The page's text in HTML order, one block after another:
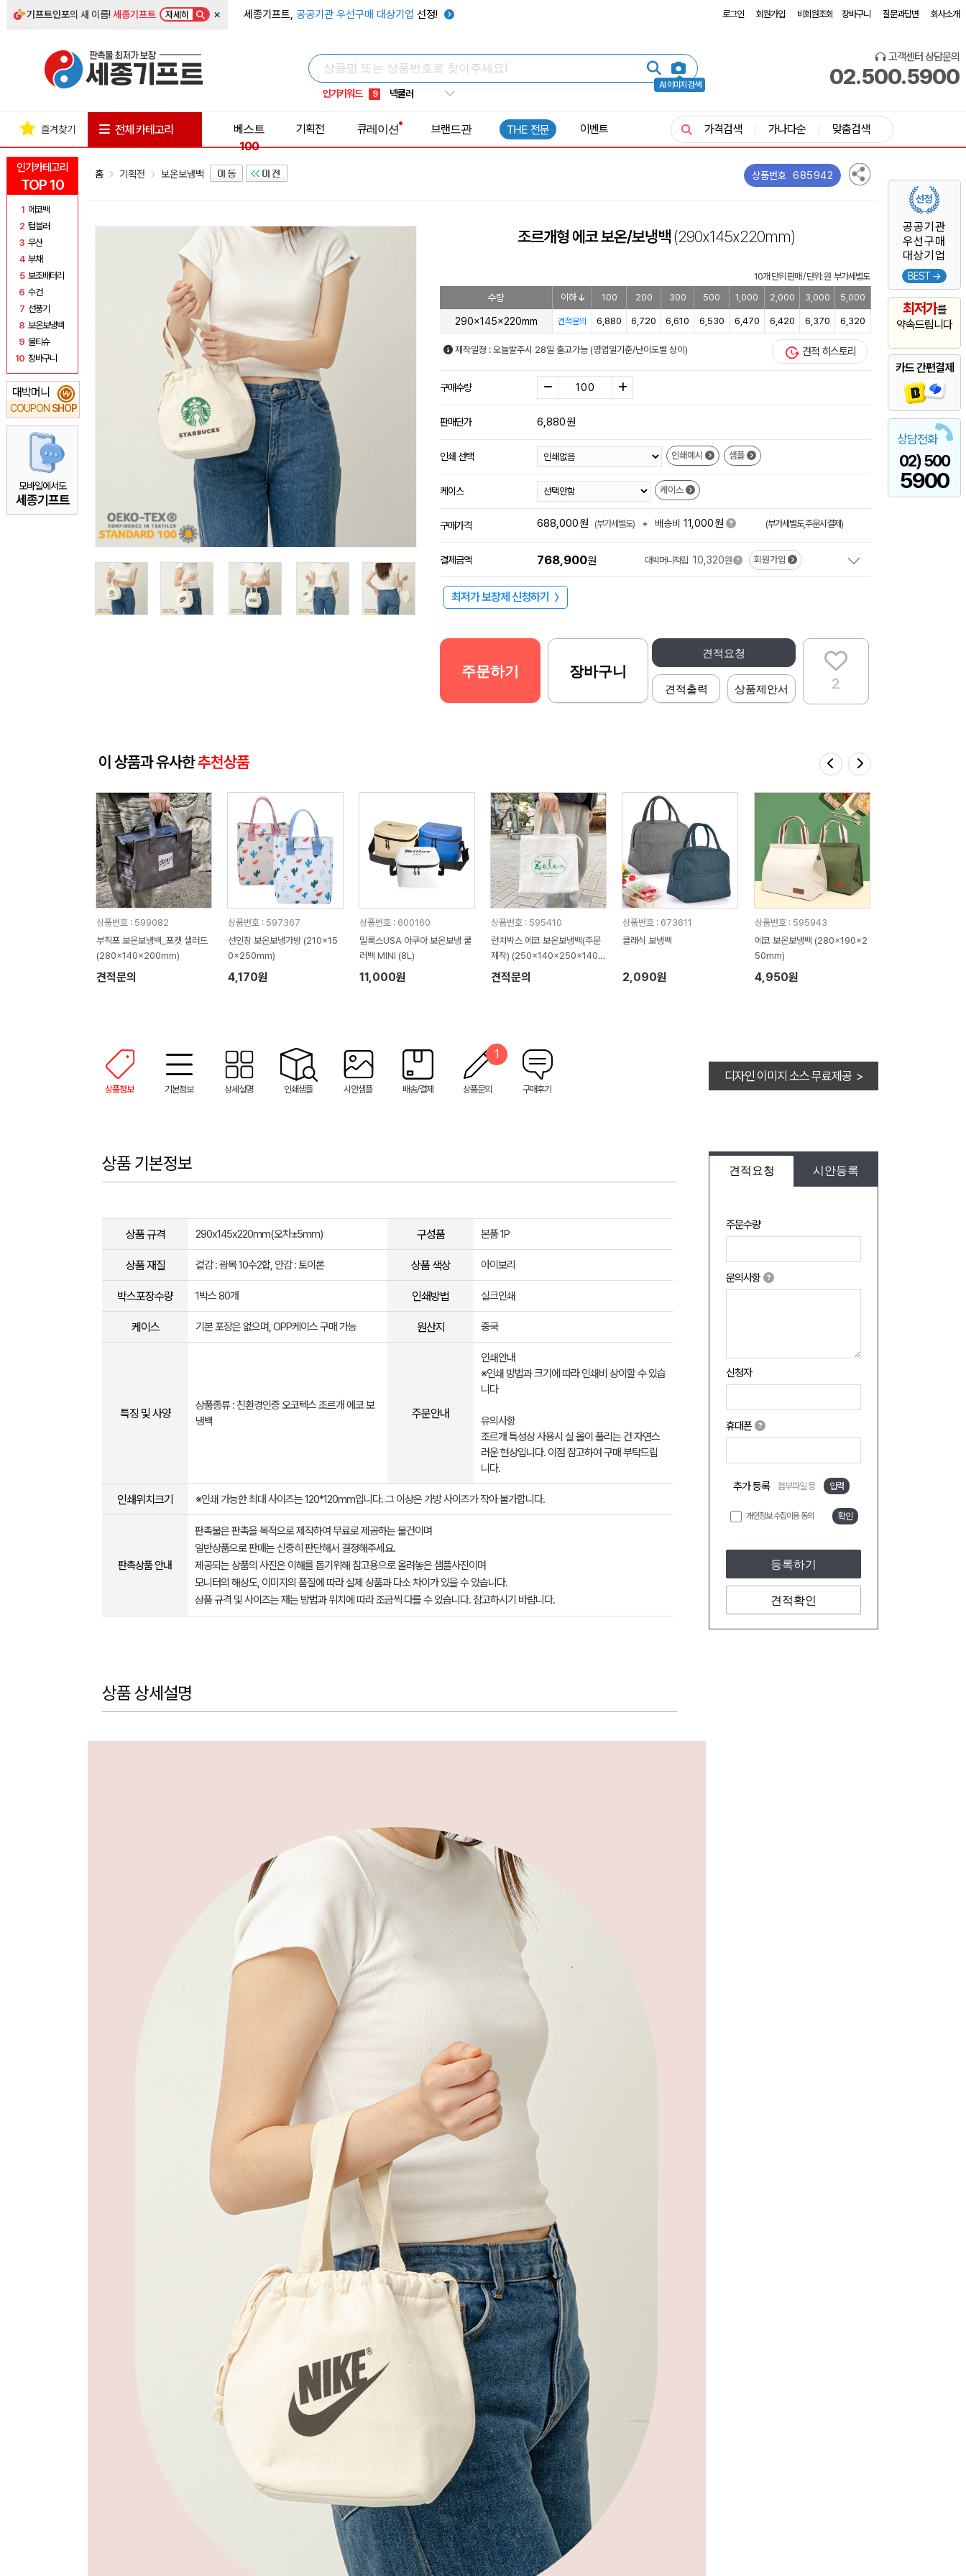
기프트인포의 새 이름!세종기프트 자세히 × 세종기프트, 공공기관 우선구매 대상기업 선정! 로그인 회원가입 비회원조회 장바구니 질문과답변 회사소개
AI 이미지 검색
인기키워드
5 키캡
8 쿨토시
9 넥쿨러
1 선풍기
고객센터 상담문의
02.500.5900
인기카테고리
TOP 10
1 에코백
2 텀블러
3 우산
4 부채
5 보조배터리
6 수건
7 선풍기
8 보온보냉백
9 물티슈
10 장바구니
대박머니
COUPON SHOP
₩
모바일에서도
세종기프트
공공기관
우선구매
대상기업
BEST →
최저가를
약속드립니다
카드 간편결제
상담전화
02) 500
5900
즐겨찾기 전체 카테고리
베스트
100
기획전 큐레이션 브랜드관 THE 전문 이벤트 가격검색 가나다순 맞춤검색
홈 기획전 보온보냉백 상품번호 685942
조르개형 에코 보온/보냉백(290x145x220mm)
10개 단위 판매 / 단위: 원 부가세별도
수량 이하 100 200 300 500 1,000 2,000 3,000 5,000
290x145x220mm 견적문의 6,880 6,720 6,610 6,530 6,470 6,420 6,370 6,320
제작일정 : 오늘발주시 28일 출고가능 (영업일기준/난이도별 상이) 견적 히스토리
구매수량
판매단가 6,880원
인쇄 선택 인쇄예시 샘플
케이스 케이스
구매가격 688,000원 (부가세별도) + 배송비 11,000원 (부가세별도,주문시결제)
결제금액 768,900원 대박머니적립 10,320원 회원가입
최저가 보장제 신청하기 〉
2
견적요청
견적출력 상품제안서
주문하기 장바구니
이 상품과 유사한추천상품
상품번호 : 599082
부직포 보온보냉백_포켓 샐러드
(280x140x200mm)
견적문의
상품번호 : 597367
선인장 보온보냉가방 (210x15
0x250mm)
4,170원
상품번호 : 600160
밀룩스USA 아쿠아 보온보냉 쿨
러백 MINI (8L)
11,000원
상품번호 : 595410
런치박스 에코 보온보냉백(주문
제작) (250x140x250x140m
m)
견적문의
상품번호 : 673611
클래식 보냉백
2,090원
상품번호 : 595943
에코 보온보냉백 (280x190x2
50mm)
4,950원
상품정보 기본정보 상세설명 인쇄샘플 시안샘플 배송/결제 상품문의
1
구매후기
디자인 이미지 소스 무료제공 >
견적요청 시안등록
주문수량
문의사항
신청자
휴대폰
추가 등록 첨부파일 등 입력
개인정보 수집이용 동의 확인
등록하기
견적확인
상품 기본정보
상품 규격 290x145x220mm(오차±5mm) 구성품 본품 1P
상품 재질 겉감 : 광목 10수2합, 안감 : 토이론 상품 색상 아이보리
박스포장수량 1박스 80개 인쇄방법 실크인쇄
케이스 기본 포장은 없으며, OPP케이스 구매 가능 원산지 중국
특징 및 사양
상품종류 : 친환경인증 오코텍스 조르개 에코 보
냉백
주문안내
인쇄안내
※인쇄 방법과 크기에 따라 인쇄비 상이할 수 있습
니다
유의사항
조르개 특성상 사용시 실 올이 풀리는 건 자연스
러운 현상입니다. 이점 참고하여 구매 부탁드립
니다.
인쇄위치크기 ※인쇄 가능한 최대 사이즈는 120*120mm입니다. 그 이상은 가방 사이즈가 작아 불가합니다.
판촉상품 안내
판촉물은 판촉을 목적으로 제작하여 무료로 제공하는 물건이며
일반상품으로 판매는 신중히 판단해서 결정해주세요.
제공되는 상품의 사진은 이해를 돕기위해 참고용으로 올려놓은 샘플사진이며
모니터의 해상도, 이미지의 품질에 따라 실제 상품과 다소 차이가 있을 수 있습니다.
상품 규격 및 사이즈는 재는 방법과 위치에 따라 조금씩 다를 수 있습니다. 참고하시기 바랍니다.
상품 상세설명